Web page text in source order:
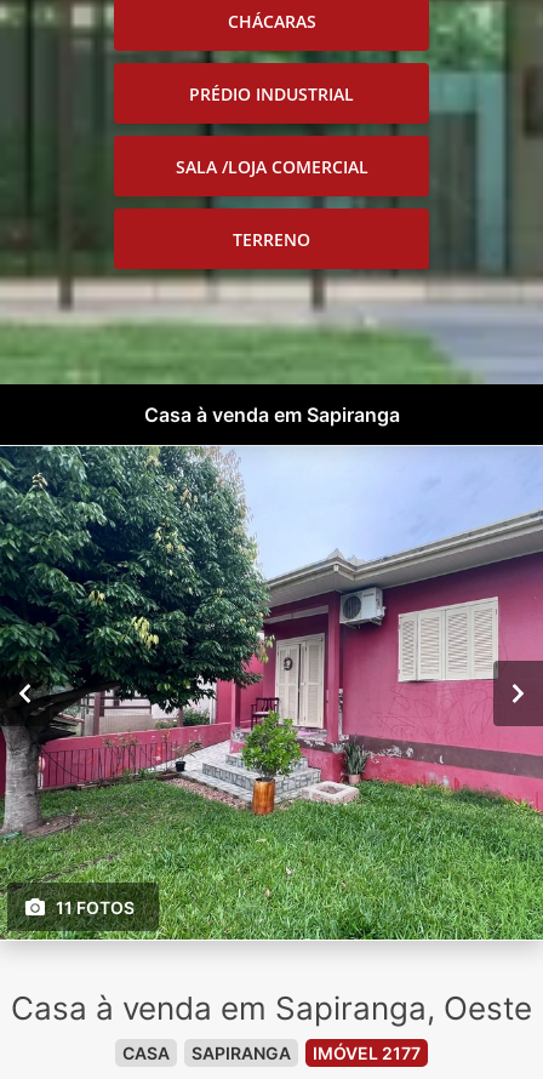
CHÁCARAS
PRÉDIO INDUSTRIAL
SALA /LOJA COMERCIAL
TERRENO
Casa à venda em Sapiranga
11 FOTOS
Casa à venda em Sapiranga, Oeste
CASA SAPIRANGA IMÓVEL 2177